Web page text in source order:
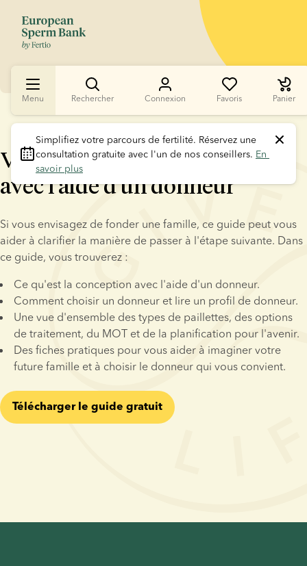
Menu Rechercher Connexion Favoris Panier
Simplifiez votre parcours de fertilité. Réservez une
consultation gratuite avec l'un de nos conseillers. En
savoir plus
󠀰Votre guide de la conception
avec l'aide d'un donneur󠀲󠀡󠀳
Si vous envisagez de fonder une famille, ce guide peut vous
aider à clarifier la manière de passer à l'étape suivante. Dans
ce guide, vous trouverez :
Ce qu'est la conception avec l'aide d'un donneur.
Comment choisir un donneur et lire un profil de donneur.
Une vue d'ensemble des types de paillettes, des options
de traitement, du MOT et de la planification pour l'avenir.
Des fiches pratiques pour vous aider à imaginer votre
future famille et à choisir le donneur qui vous convient.
󠀰Télécharger le guide gratuit󠀲󠀡󠀩󠀳